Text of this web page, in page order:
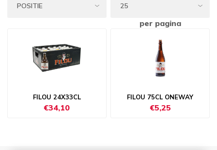
per pagina
FILOU 24X33CL
€34,10
FILOU 75CL ONEWAY
€5,25